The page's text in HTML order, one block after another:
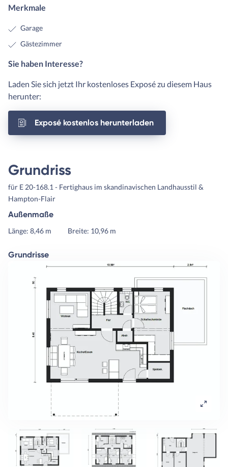
Merkmale
Garage
Gästezimmer
Sie haben Interesse?
Laden Sie sich jetzt Ihr kostenloses Exposé zu diesem Haus
herunter:
Exposé kostenlos herunterladen
Grundriss
für E 20-168.1 - Fertighaus im skandinavischen Landhausstil &
Hampton-Flair
Außenmaße
Länge: 8,46 m Breite: 10,96 m
Grundrisse